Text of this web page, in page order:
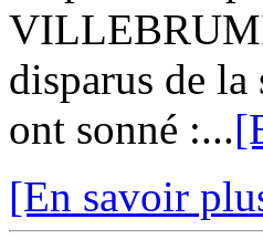
disparus de
ont sonné :...
[En savoir